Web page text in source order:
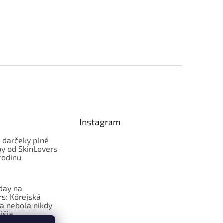
darčeky plné
od SkinLovers
na
Kórejská
nebola nikdy
Instagram